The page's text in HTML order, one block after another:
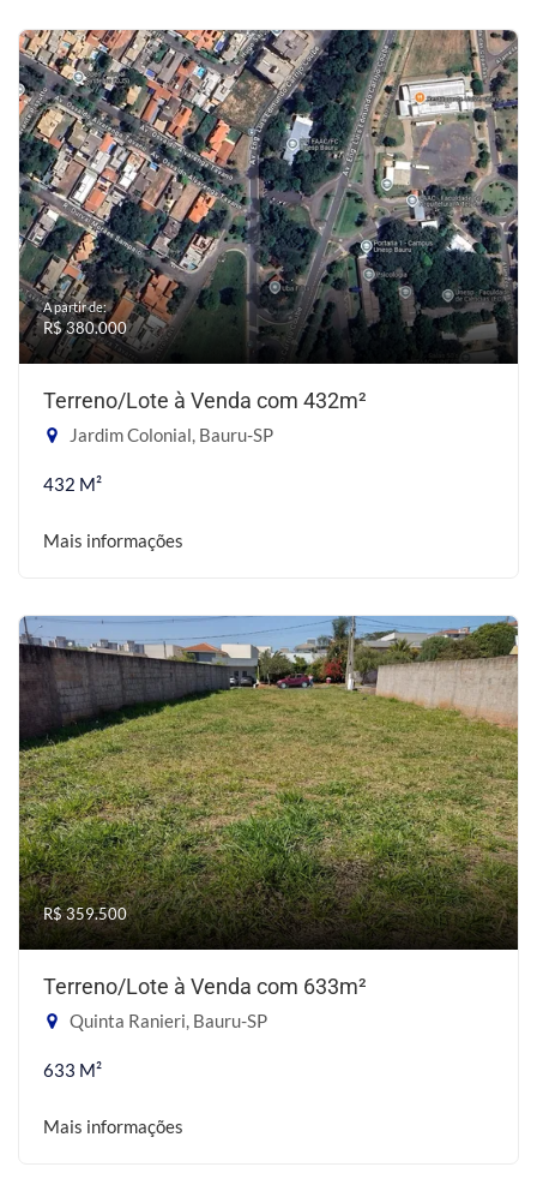
A partir de:
R$ 380.000
Terreno/Lote à Venda com 432m²
Jardim Colonial, Bauru-SP
432 M²
Mais informações
R$ 359.500
Terreno/Lote à Venda com 633m²
Quinta Ranieri, Bauru-SP
633 M²
Mais informações